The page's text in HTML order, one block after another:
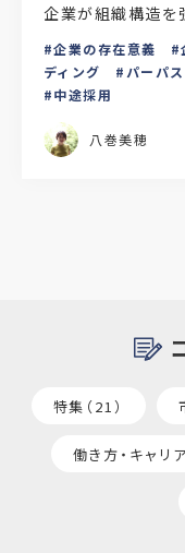
企業が組織構造を
を行っているこ
企業がパーパスを…
企業の存在意義
ディング
パーパス
中途採用
八巻美穂
特集（21）
働き方・キャリア